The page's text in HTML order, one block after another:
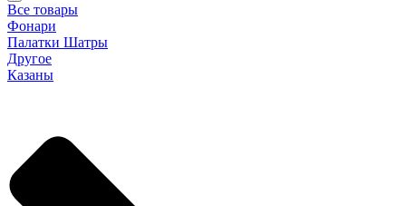
Все товары
Фонари
Палатки Шатры
Другое
Казаны